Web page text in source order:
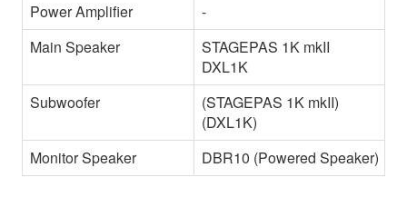
Power Amplifier
-
Main Speaker
STAGEPAS 1K mkII
DXL1K
Subwoofer
(STAGEPAS 1K mkII)
(DXL1K)
Monitor Speaker
DBR10 (Powered Speaker)